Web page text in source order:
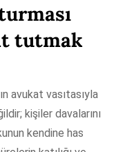
tutmak
avukat vasıtasıyla
kişiler davalarını
kendine has